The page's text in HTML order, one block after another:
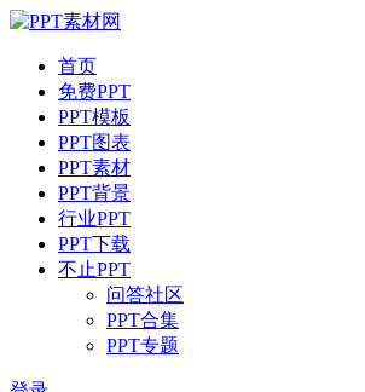
首页
免费PPT
PPT模板
PPT图表
PPT素材
PPT背景
行业PPT
PPT下载
不止PPT
问答社区
PPT合集
PPT专题